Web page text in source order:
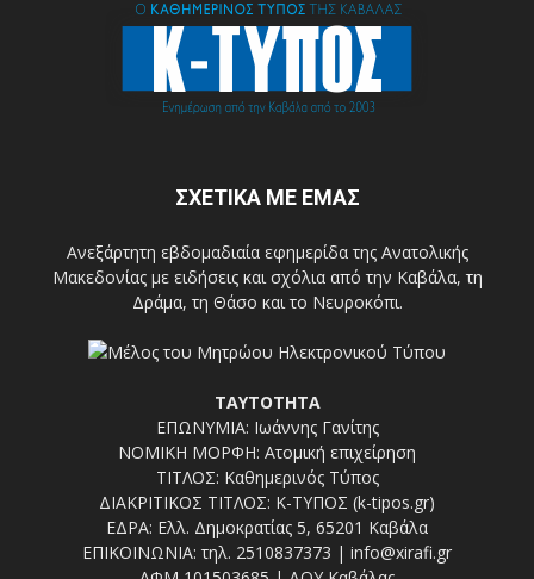
ΣΧΕΤΙΚΑ ΜΕ ΕΜΑΣ
Ανεξάρτητη εβδομαδιαία εφημερίδα της Ανατολικής
Μακεδονίας με ειδήσεις και σχόλια από την Καβάλα, τη
Δράμα, τη Θάσο και το Νευροκόπι.
ΤΑΥΤΟΤΗΤΑ
ΕΠΩΝΥΜΙΑ: Ιωάννης Γανίτης
ΝΟΜΙΚΗ ΜΟΡΦΗ: Ατομική επιχείρηση
ΤΙΤΛΟΣ: Καθημερινός Τύπος
ΔΙΑΚΡΙΤΙΚΟΣ ΤΙΤΛΟΣ: Κ-ΤΥΠΟΣ (k-tipos.gr)
ΕΔΡΑ: Ελλ. Δημοκρατίας 5, 65201 Καβάλα
ΕΠΙΚΟΙΝΩΝΙΑ: τηλ. 2510837373 | info@xirafi.gr